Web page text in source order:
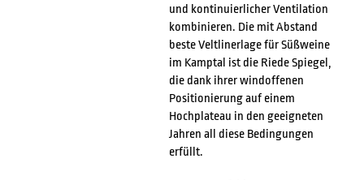
und kontinuierlicher Ventilation
kombinieren. Die mit Abstand
beste Veltlinerlage für Süßweine
im Kamptal ist die Riede Spiegel,
die dank ihrer windoffenen
Positionierung auf einem
Hochplateau in den geeigneten
Jahren all diese Bedingungen
erfüllt.